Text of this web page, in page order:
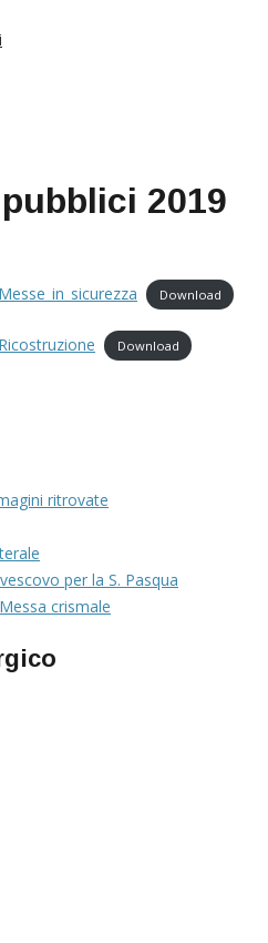
2019
Download
Download
ritrovate
per la S. Pasqua
crismale